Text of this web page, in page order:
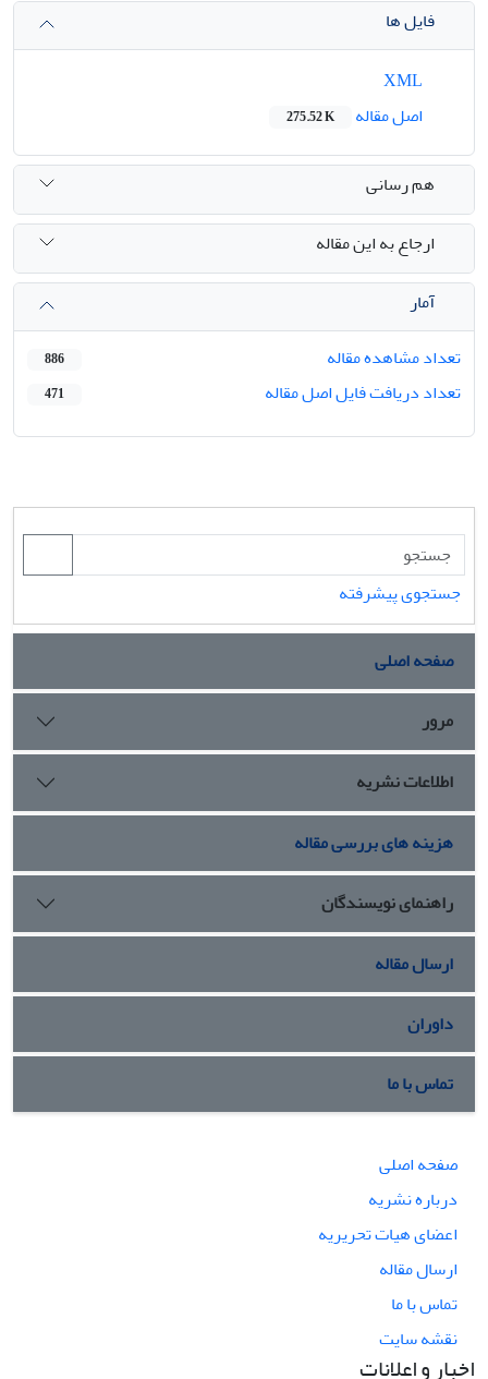
فایل ها
اصل مقاله
275.52 K
هم رسانی
ارجاع به این مقاله
آمار
تعداد مشاهده مقاله
886
تعداد دریافت فایل اصل مقاله 471
جستجوی پیشرفته
صفحه اصلی
مرور
اطلاعات نشریه
هزینه های بررسی مقاله
راهنمای نویسندگان
ارسال مقاله
داوران
تماس با ما
صفحه اصلی
درباره نشریه
اعضای هیات تحریریه
ارسال مقاله
تماس با ما
نقشه سایت
اخبار و اعلانات